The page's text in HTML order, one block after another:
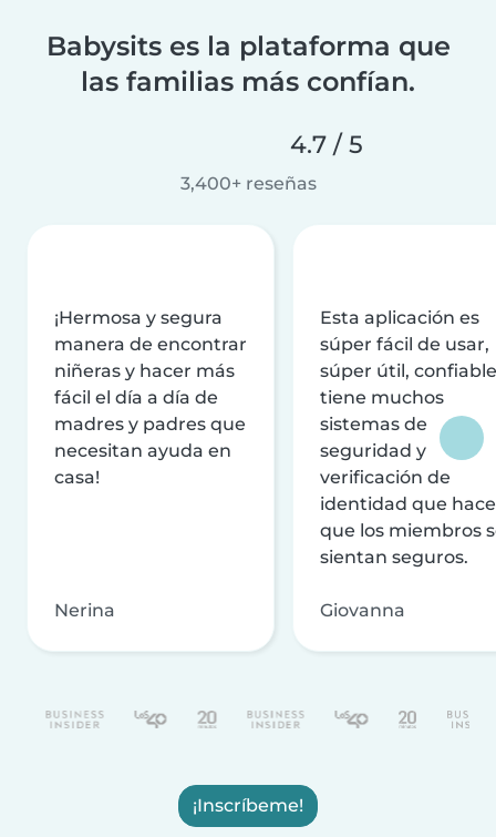
Babysits es la plataforma que
las familias más confían.
4.7 / 5
3,400+ reseñas
¡Hermosa y segura
manera de encontrar
niñeras y hacer más
fácil el día a día de
madres y padres que
necesitan ayuda en
casa!
Nerina
Esta aplicación es
súper fácil de usar,
súper útil,
tiene muchos
sistemas de
seguridad y
verificación de
identidad que
que los miembros
sientan seguros.
Giovanna
¡Inscríbeme!